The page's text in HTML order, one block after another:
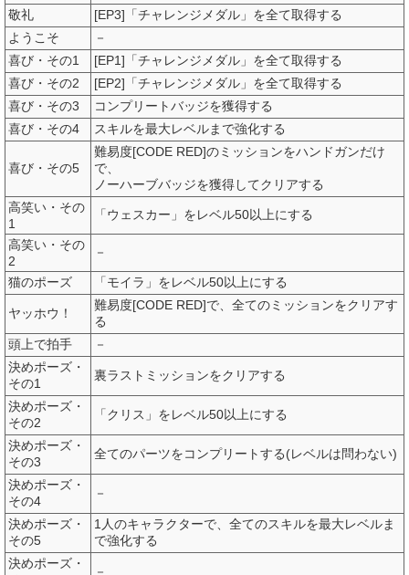
敬礼
[EP3]「チャレンジメダル」を全て取得する
ようこそ
－
喜び・その1
[EP1]「チャレンジメダル」を全て取得する
喜び・その2
[EP2]「チャレンジメダル」を全て取得する
喜び・その3
コンプリートバッジを獲得する
喜び・その4
スキルを最大レベルまで強化する
喜び・その5
難易度[CODE RED]のミッションをハンドガンだけ
で、
ノーハーブバッジを獲得してクリアする
高笑い・その
1
「ウェスカー」をレベル50以上にする
高笑い・その
2
－
猫のポーズ 「モイラ」をレベル50以上にする
ヤッホウ！
難易度[CODE RED]で、全てのミッションをクリアす
る
頭上で拍手
－
決めポーズ・
その1
裏ラストミッションをクリアする
決めポーズ・
その2
「クリス」をレベル50以上にする
決めポーズ・
その3
全てのパーツをコンプリートする(レベルは問わない)
決めポーズ・
その4
－
決めポーズ・
その5
1人のキャラクターで、全てのスキルを最大レベルま
で強化する
決めポーズ・
－